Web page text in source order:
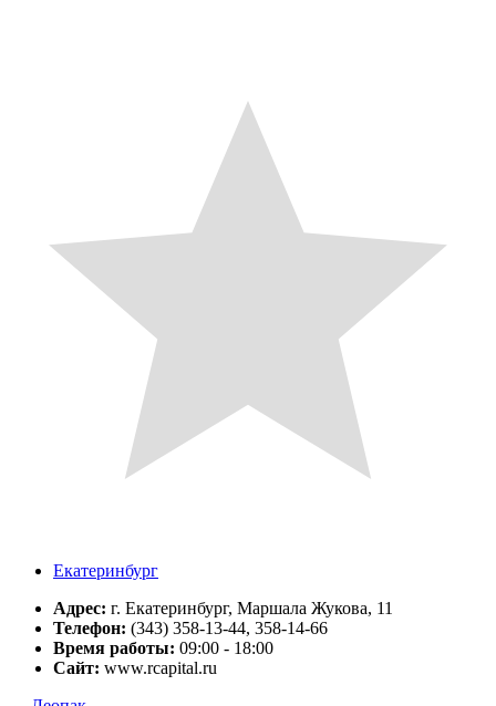
Екатеринбург
Адрес: г. Екатеринбург, Маршала Жукова, 11
Телефон: (343) 358-13-44, 358-14-66
Время работы: 09:00 - 18:00
Сайт: www.rcapital.ru